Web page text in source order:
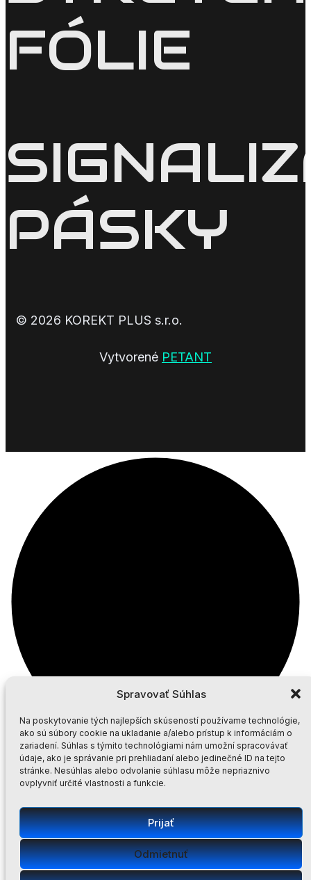
Spravovať Súhlas
Na poskytovanie tých najlepších skúseností používame technológie,
ako sú súbory cookie na ukladanie a/alebo prístup k informáciám o
zariadení. Súhlas s týmito technológiami nám umožní spracovávať
údaje, ako je správanie pri prehliadaní alebo jedinečné ID na tejto
stránke. Nesúhlas alebo odvolanie súhlasu môže nepriaznivo
ovplyvniť určité vlastnosti a funkcie.
Prijať
Odmietnuť
FÓLIE
PÁSKY
© 2026 KOREKT PLUS s.r.o.
Vytvorené PETANT